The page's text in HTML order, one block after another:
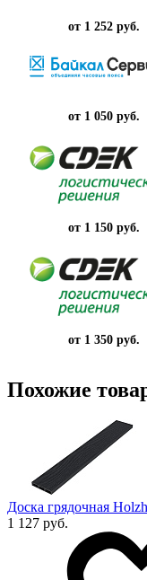
от 1 252 руб.
от 1 050 руб.
от 1 150 руб.
от 1 350 руб.
Похожие
Доска грядочная
1 127 руб.